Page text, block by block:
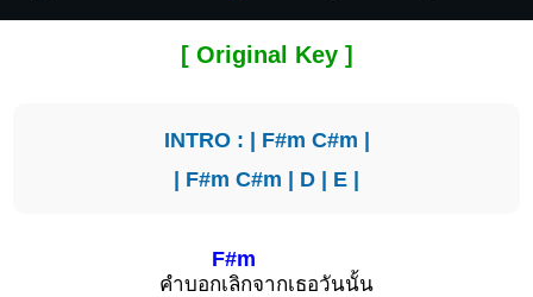
[ Original Key ]
INTRO : | F#m C#m |
| F#m C#m | D | E |
คำบอกเ
F#m
ลิกจากเธอวันนั้น